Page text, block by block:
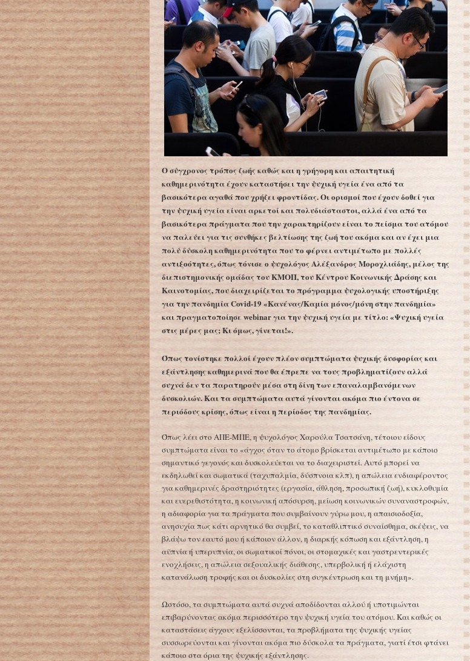
Ο σύγχρονος τρόπος ζωής καθώς και η γρήγορη και απαιτητική
καθημερινότητα έχουν καταστήσει την ψυχική υγεία ένα από τα
βασικότερα αγαθά που χρήζει φροντίδας. Οι ορισμοί που έχουν δοθεί για
την ψυχική υγεία είναι αρκετοί και πολυδιάσταστοι, αλλά ένα από τα
βασικότερα πράγματα που την χαρακτηρίζουν είναι το πείσμα του ατόμου
να παλεύει για τις συνθήκες βελτίωσης της ζωή του ακόμα και αν έχει μια
πολύ δύσκολη καθημερινότητα που το φέρνει αντιμέτωπο με πολλές
αντιξοότητες, όπως τόνισε ο ψυχολόγος Αλέξανδρος Μοροχλιάδης, μέλος της
διεπιστημονικής ομάδας του ΚΜΟΠ, του Κέντρου Κοινωνικής Δράσης και
Καινοτομίας, που διαχειρίζεται το πρόγραμμα ψυχολογικής υποστήριξης
για την πανδημία Covid-19 «Κανένας/Καμία μόνος/μόνη στην πανδημία»
και πραγματοποίησε webinar για την ψυχική υγεία με τίτλο: «Ψυχική υγεία
στις μέρες μας; Κι όμως, γίνεται!».
Όπως τονίστηκε πολλοί έχουν πλέον συμπτώματα ψυχικής δυσφορίας και
εξάντλησης καθημερινά που θα έπρεπε να τους προβληματίζουν αλλά
συχνά δεν τα παρατηρούν μέσα στη δίνη των επαναλαμβανόμενων
δυσκολιών. Και τα συμπτώματα αυτά γίνονται ακόμα πιο έντονα σε
περιόδους κρίσης, όπως είναι η περίοδος της πανδημίας.
Όπως λέει στο ΑΠΕ-ΜΠΕ, η ψυχολόγος Χαρούλα Τσατσάνη, τέτοιου είδους
συμπτώματα είναι το «άγχος όταν το άτομο βρίσκεται αντιμέτωπο με κάποιο
σημαντικό γεγονός και δυσκολεύεται να το διαχειριστεί. Αυτό μπορεί να
εκδηλωθεί και σωματικά (ταχυπαλμία, δύσπνοια κλπ), η απώλεια ενδιαφέροντος
για καθημερινές δραστηριότητες (εργασία, άθληση, προσωπική ζωή), κυκλοθυμία
και ευερεθιστότητα, η κοινωνική απόσυρση, μείωση κοινωνικών συναναστροφών,
η αδιαφορία για τα πράγματα που συμβαίνουν γύρω μου, η απαισιοδοξία,
ανησυχία πως κάτι αρνητικό θα συμβεί, το καταθλιπτικό συναίσθημα, σκέψεις, να
βλάψω τον εαυτό μου ή κάποιον άλλον, η διαρκής κόπωση και εξάντληση, η
αϋπνία ή υπερυπνία, οι σωματικοί πόνοι, οι στομαχικές και γαστρεντερικές
ενοχλήσεις, η απώλεια σεξουαλικής διάθεσης, υπερβολική ή ελάχιστη
κατανάλωση τροφής και οι δυσκολίες στη συγκέντρωση και τη μνήμη».
Ωστόσο, τα συμπτώματα αυτά συχνά αποδίδονται αλλού ή υποτιμώνται
επιβαρύνοντας ακόμα περισσότερο την ψυχική υγεία του ατόμου. Και καθώς οι
καταστάσεις άγχους εξελίσσονται, τα προβλήματα της ψυχικής υγείας
συσσωρεύονται και γίνονται ακόμα πιο δύσκολα τα πράγματα, γιατί έτσι φτάνει
κάποιο στα όρια της ψυχικής εξάντλησης.